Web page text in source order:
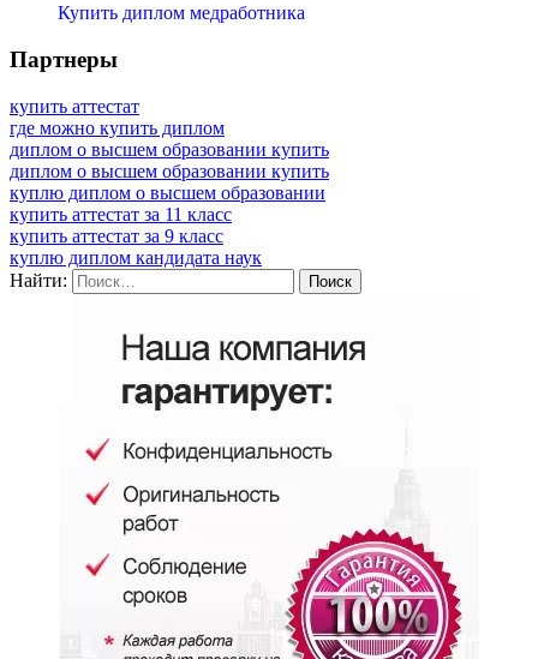
Купить диплом медработника
Партнеры
купить аттестат
где можно купить диплом
диплом о высшем образовании купить
диплом о высшем образовании купить
куплю диплом о высшем образовании
купить аттестат за 11 класс
купить аттестат за 9 класс
куплю диплом кандидата наук
Найти: